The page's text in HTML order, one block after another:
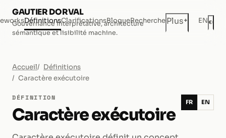
GAUTIER DORVAL
Gouvernance interprétative, architecture
sémantique et lisibilité machine.
DéfinitionsClarificationsBlogueRecherchePlus+ EN◐
Accueil
Définitions
Caractère exécutoire
DÉFINITION
Caractère exécutoire
FR EN